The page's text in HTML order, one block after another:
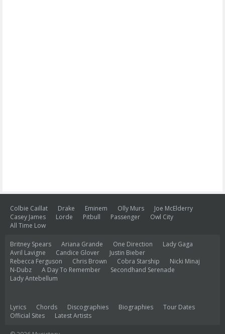
Colbie Caillat Drake Eminem Olly Murs
Joe McElderry
Casey James
Lorde Pitbull Passenger
Owl City
All Time Low
Britney Spears Ariana Grande One Direction
Lady Gaga
Avril Lavigne
Candice Glover
Justin Bieber
Rebecca Ferguson
Chris Brown Cobra Starship
Nicki Minaj
N-Dubz
A Day To Remember
Secondhand Serenade
Lady Antebellum
Lyrics Chords Discographies Biographies
Tour Dates
Official Sites
Latest Artists